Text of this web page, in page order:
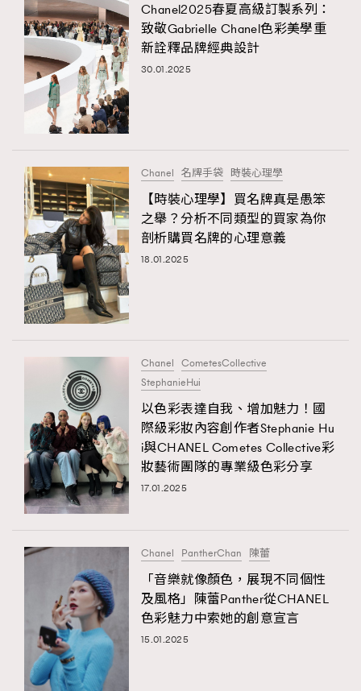
Grooming&Fitness 38
HommesFashion 2
HommeStyle
VAxChowSangSang
WatchesWonder&Beyond
WatchesWonder&Beyond 1
向ChanelN°5致敬 1
大時代小事情
時裝心理學
煲劇日常 334
玩物壯志
nmg.com.hk/privacy) 閱讀本公司的私隱政策聲明。
本人願意接收新傳媒集團的最新消息及其他宣傳資訊，本人同意
新傳媒集團使用本人的個人資料於任何推廣用途。
#FigaroIssue 專訪陳漢娜Hanna與Takuro｜模特
情侶談愛情
Chanel2025春夏高級訂製系列：
致敬Gabrielle Chanel色彩美學重
新詮釋品牌經典設計
30.01.2025
Chanel 名牌手袋 時裝心理學
【時裝心理學】買名牌真是愚笨
之舉？分析不同類型的買家為你
剖析購買名牌的心理意義
18.01.2025
Chanel CometesCollective
StephanieHui
以色彩表達自我、增加魅力！國
際級彩妝內容創作者Stephanie Hu
i與CHANEL Cometes Collective彩
妝藝術團隊的專業級色彩分享
17.01.2025
Chanel PantherChan 陳蕾
「音樂就像顏色，​​展現不同個性
及風格」陳蕾​​Panther從CHANEL​
色彩魅力中索她的​​創意宣言
15.01.2025